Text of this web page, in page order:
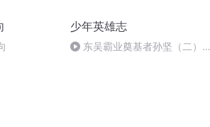
少年英雄志
东吴霸业奠基者孙坚（二）建